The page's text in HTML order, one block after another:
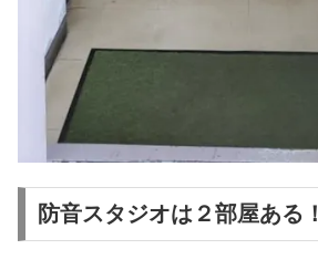
防音スタジオは２部屋ある！